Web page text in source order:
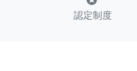
認定制度